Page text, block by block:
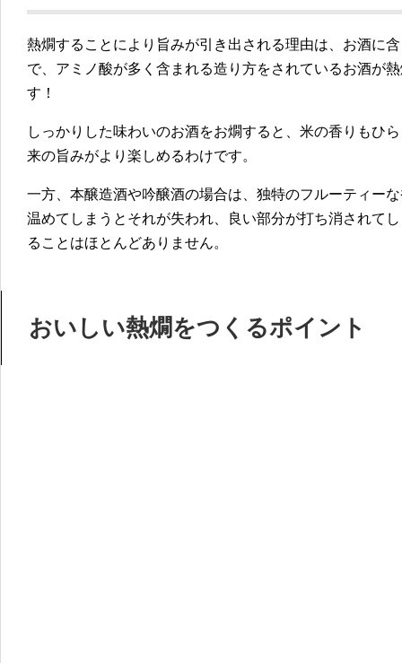
熱燗することにより旨みが引き出される理由は、お酒に
で、アミノ酸が多く含まれる造り方をされているお酒が
す！
しっかりした味わいのお酒をお燗すると、米の香りもひ
来の旨みがより楽しめるわけです。
一方、本醸造酒や吟醸酒の場合は、独特のフルーティー
温めてしまうとそれが失われ、良い部分が打ち消されて
ることはほとんどありません。
おいしい熱燗をつくるポイント